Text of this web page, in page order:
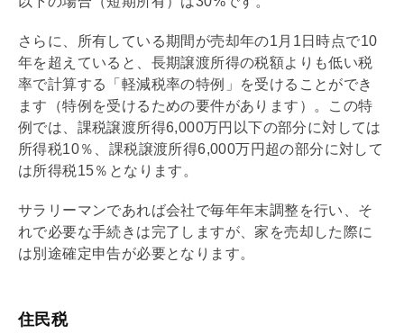
さらに、所有している期間が売却年の1月1日時点で10
年を超えていると、長期譲渡所得の税額よりも低い税
率で計算する「軽減税率の特例」を受けることができ
ます（特例を受けるための要件があります）。この特
例では、課税譲渡所得6,000万円以下の部分に対しては
所得税10％、課税譲渡所得6,000万円超の部分に対して
は所得税15％となります。
サラリーマンであれば会社で毎年年末調整を行い、そ
れで必要な手続きは完了しますが、家を売却した際に
は別途確定申告が必要となります。
住民税